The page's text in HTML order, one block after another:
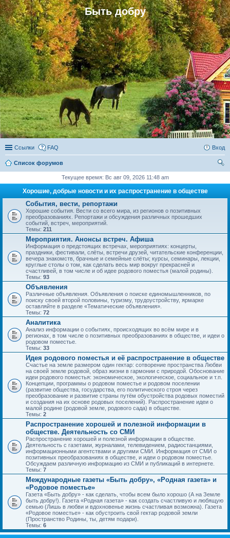
Быть добру
Ссылки FAQ Вход
Список форумов
Текущее время: Вс авг 09, 2026 11:48 am
Хорошие, добрые новости и их распространение в обществе
События, вести, репортажи
Хорошие события. Вести со всего мира, из регионов о позитивных
преобразованиях. Репортажи и обсуждения различных прошедших
событий, встреч, мероприятий.
Темы: 211
Мероприятия. Анонсы встреч. Афиша
Информация о предстоящих встречах, мероприятиях: концерты,
праздники, фестивали, слёты, встречи друзей, читательские конференции,
вечера знакомств, брачные и семейные слёты; курсы, семинары, лекции,
круглые столы о том, как сделать весь мир вокруг прекрасней и
счастливей, в том числе и об идее родового поместья (малой родины).
Темы: 93
Объявления
Различные объявления. Объявления о поиске единомышленников, по
поиску своей второй половины, туризму, трудоустройству, ярмарке
оставляйте в разделе «Тематические объявления».
Темы: 72
Аналитика
Анализ информации о событиях, происходящих во всём мире и в
регионах, в том числе о позитивных преобразованиях в обществе, и идеи о
родовом поместье.
Темы: 33
Идея родового поместья и её распространение в обществе
Счастье на земле размером один гектар: сотворение пространства Любви
на своей земле родовой, образ жизни в гармонии с природой. Обоснование
идеи родового поместья: экономическое, экологическое, социальное и т.п.
Концепции, программы о родовом поместье и родовом поселении
(развитие общества, государства, его политического строя через
преобразование и развитие страны путём обустройства родовых поместий
и создания на их основе родовых поселений). Распространение идеи о
малой родине (родовой земле, родового сада) в обществе.
Темы: 2
Распространение хорошей и полезной информации в
обществе. Деятельность со СМИ
Распространение хорошей и полезной информации в обществе.
Деятельность с газетами, журналами, телевидением, радиостанциями,
информационными агентствами и другими СМИ. Информация от СМИ о
позитивных преобразованиях в обществе, и идеи о родовом поместье.
Обсуждаем различную информацию из СМИ и публикаций в интернете.
Темы: 7
Международные газеты «Быть добру», «Родная газета» и
«Родовое поместье»
Газета «Быть добру» - как сделать, чтобы всем было хорошо (А на Земле
быть добру!). Газета «Родная газета» - как создать счастливую и любящую
семью (Лишь в любви и вдохновенье жизнь счастливая возможна). Газета
«Родовое поместье» - как обустроить свой гектар родовой земли
(Пространство Родины, ты, детям подари).
Темы: 6